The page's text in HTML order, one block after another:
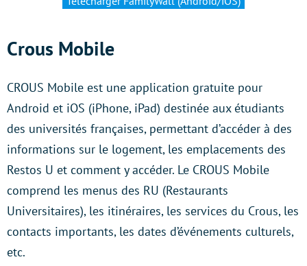
Crous Mobile
CROUS Mobile est une application gratuite pour
Android et iOS (iPhone, iPad) destinée aux étudiants
des universités françaises, permettant d’accéder à des
informations sur le logement, les emplacements des
Restos U et comment y accéder. Le CROUS Mobile
comprend les menus des RU (Restaurants
Universitaires), les itinéraires, les services du Crous, les
contacts importants, les dates d’événements culturels,
etc.